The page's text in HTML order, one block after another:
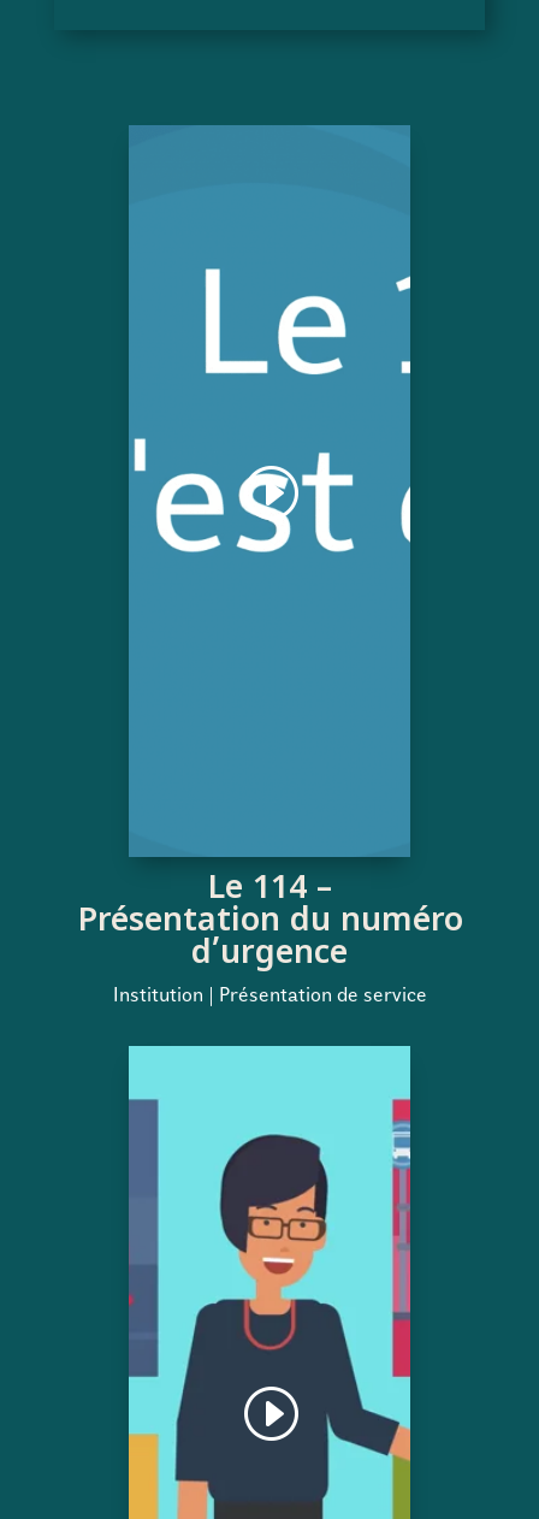
Le 114 –
Présentation du numéro
d’urgence
Institution | Présentation de service